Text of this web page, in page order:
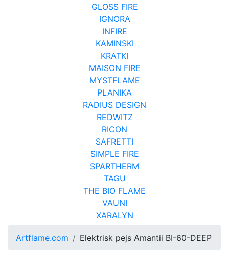
GLOSS FIRE
IGNORA
INFIRE
KAMINSKI
KRATKI
MAISON FIRE
MYSTFLAME
PLANIKA
RADIUS DESIGN
REDWITZ
RICON
SAFRETTI
SIMPLE FIRE
SPARTHERM
TAGU
THE BIO FLAME
VAUNI
XARALYN
Artflame.com Elektrisk pejs Amantii BI-60-DEEP